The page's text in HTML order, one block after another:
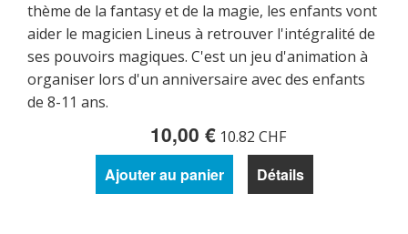
thème de la fantasy et de la magie, les enfants vont
aider le magicien Lineus à retrouver l'intégralité de
ses pouvoirs magiques. C'est un jeu d'animation à
organiser lors d'un anniversaire avec des enfants
de 8-11 ans.
10,00 € 10.82 CHF
Ajouter au panier Détails